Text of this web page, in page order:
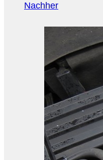
Nachher